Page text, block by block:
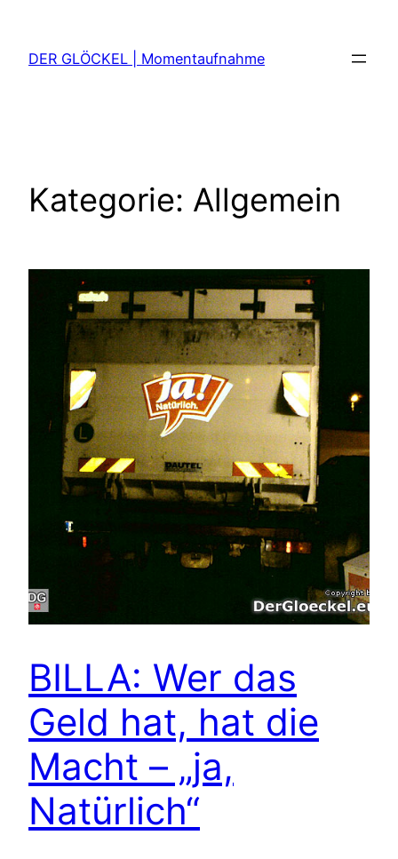
springen
DER GLÖCKEL | Momentaufnahme
Kategorie: Allgemein
BILLA: Wer das
Geld hat, hat die
Macht – „ja,
Natürlich“